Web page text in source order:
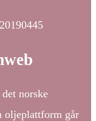
norske
oljeplattform går